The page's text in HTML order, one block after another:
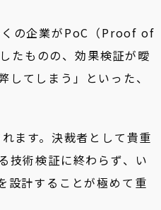
くの企業がPoC（Proof of
たものの、効果検証が曖
てしまう」といった、
ます。決裁者として貴重
技術検証に終わらず、い
設計することが極めて重